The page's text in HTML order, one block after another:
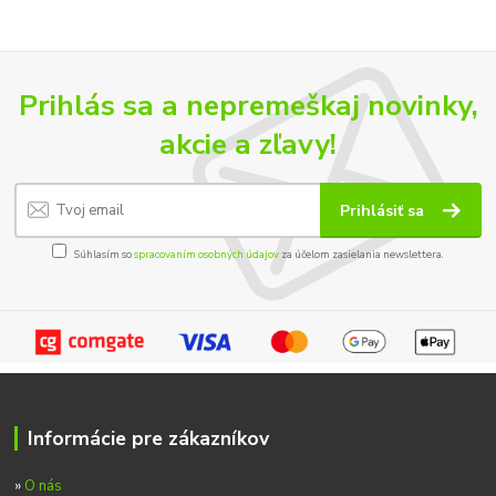
Prihlás sa a nepremeškaj novinky,
akcie a zľavy!
Prihlásiť sa
Súhlasím sospracovaním osobných údajov za účelom zasielania newslettera.
Informácie pre zákazníkov
» O nás